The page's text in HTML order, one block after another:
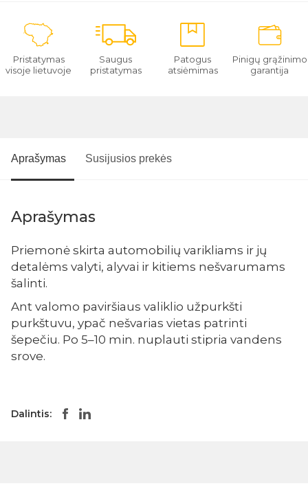
Pristatymas
visoje lietuvoje
Saugus
pristatymas
Patogus
atsiėmimas
Pinigų grąžinimo
garantija
Aprašymas Susijusios prekės
Aprašymas
Priemonė skirta automobilių varikliams ir jų
detalėms valyti, alyvai ir kitiems nešvarumams
šalinti.
Ant valomo paviršiaus valiklio užpurkšti
purkštuvu, ypač nešvarias vietas patrinti
šepečiu. Po 5–10 min. nuplauti stipria vandens
srove.
Dalintis: